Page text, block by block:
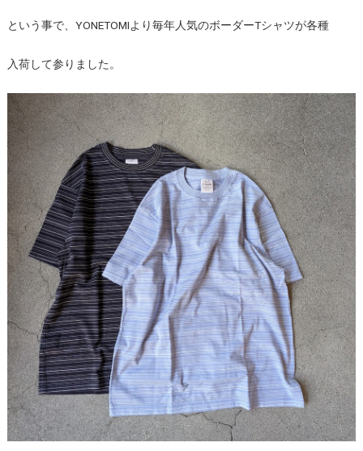
という事で、YONETOMIより毎年人気のボーダーTシャツが各種
入荷して参りました。